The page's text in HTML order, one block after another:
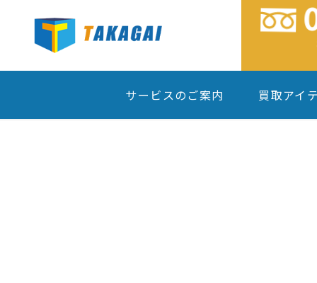
サービスのご案内 買取アイ